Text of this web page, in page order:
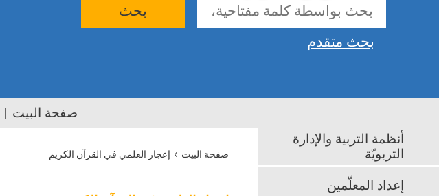
بحث
بحث متقدم
صفحة البيت
صفحة البيت › إعجاز العلمي في القرآن الكريم
أنظمة التربية والإدارة
التربويّة
إعداد المعلّمين